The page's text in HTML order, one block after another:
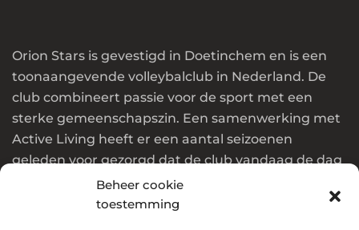
Beheer cookie
toestemming
Orion Stars is gevestigd in Doetinchem en is een
toonaangevende volleybalclub in Nederland. De
club combineert passie voor de sport met een
sterke gemeenschapszin. Een samenwerking met
Active Living heeft er een aantal seizoenen
geleden voor gezorgd dat de club vandaag de dag
in de top van Nederland en Europa speelt.